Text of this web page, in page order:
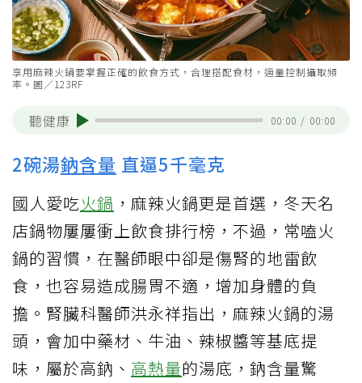
享用麻辣火鍋要掌握正確的飲食方式，合理搭配食材，適量控制攝取頻
率。圖／123RF
聽健康 00:00 / 00:00
2碗湯鈉含量 直逼5千毫克
國人愛吃火鍋 ，麻辣火鍋更是首選，冬天名
店鍋物屢屢衝上飲食排行榜，不過，常嗑火
鍋的習慣，在醫師眼中卻是傷腎的地雷飲
食，也容易造成腸胃不適，增加身體的負
擔。腎臟科醫師洪永祥指出，麻辣火鍋的湯
頭，會加中藥材、牛油、辣椒醬等基底提
味，屬於高鈉、 高熱量的湯底，鈉含量驚